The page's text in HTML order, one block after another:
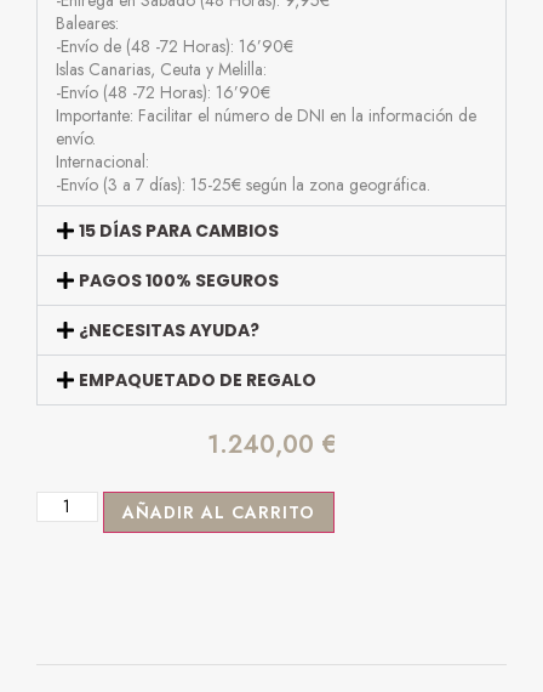
Baleares:
-Envío de (48 -72 Horas): 16’90€
Islas Canarias, Ceuta y Melilla:
-Envío (48 -72 Horas): 16’90€
Importante: Facilitar el número de DNI en la información de
envío.
Internacional:
-Envío (3 a 7 días): 15-25€ según la zona geográfica.
15 DÍAS PARA CAMBIOS
PAGOS 100% SEGUROS
¿NECESITAS AYUDA?
EMPAQUETADO DE REGALO
1.240,00 €
AÑADIR AL CARRITO